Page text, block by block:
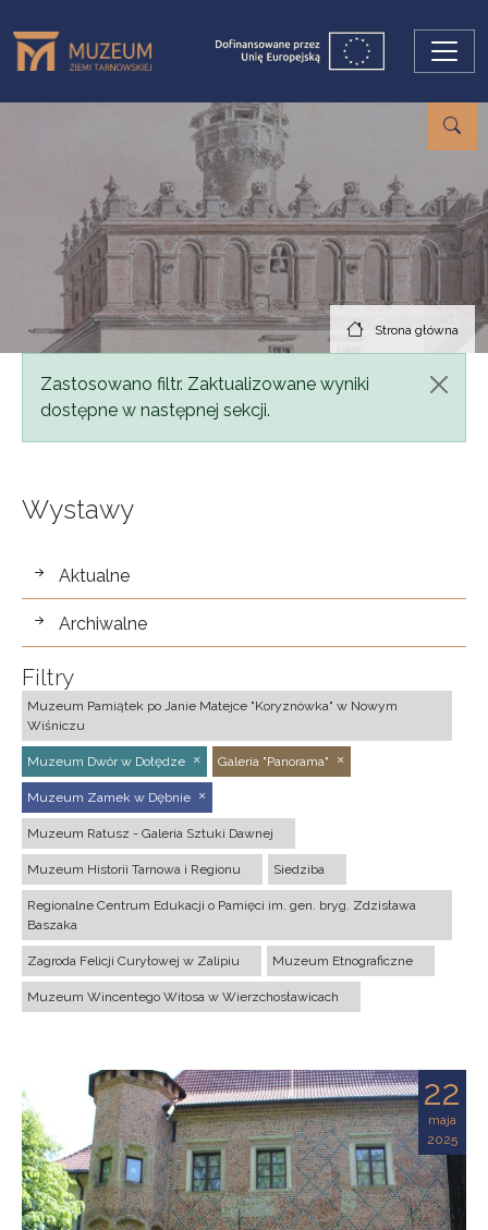
Strona główna
Komunikat
Zastosowano filtr. Zaktualizowane wyniki
dostępne w następnej sekcji.
Wystawy
wystawy
Aktualne
Archiwalne
Filtry
Muzeum Pamiątek po Janie Matejce "Koryznówka" w Nowym
Wiśniczu
Muzeum Dwór w Dołędze Galeria "Panorama"
Muzeum Zamek w Dębnie
Muzeum Ratusz - Galeria Sztuki Dawnej
Muzeum Historii Tarnowa i Regionu Siedziba
Regionalne Centrum Edukacji o Pamięci im. gen. bryg. Zdzisława
Baszaka
Zagroda Felicji Curyłowej w Zalipiu Muzeum Etnograficzne
Muzeum Wincentego Witosa w Wierzchosławicach
22
maja
2025